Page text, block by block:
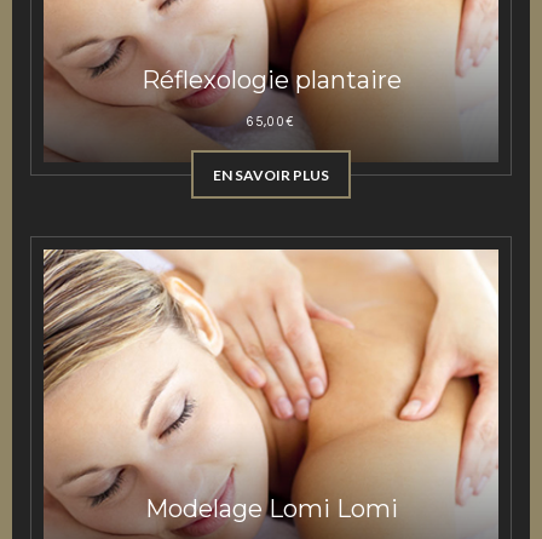
Réflexologie plantaire
65,00€
EN SAVOIR PLUS
Modelage Lomi Lomi